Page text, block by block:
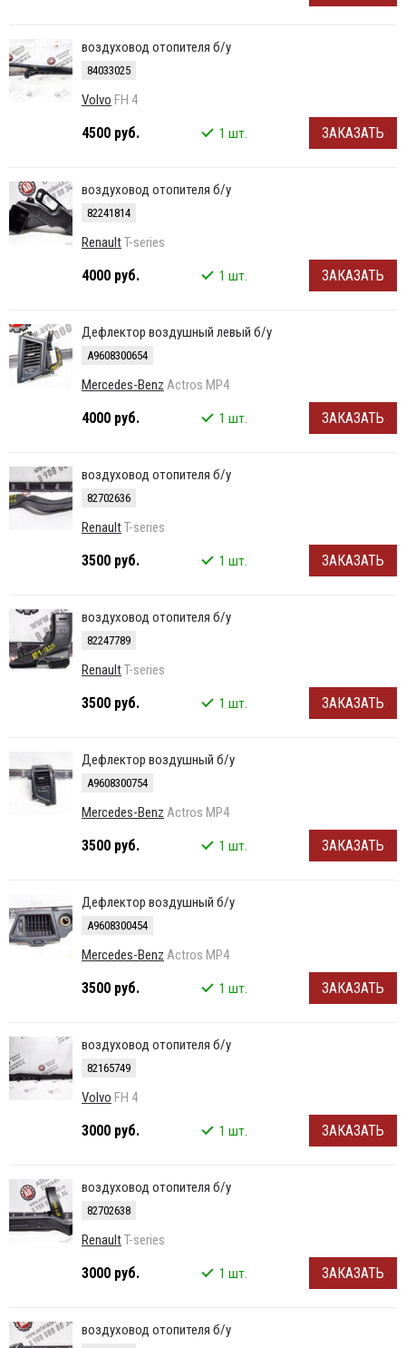
воздуховод отопителя б/у
84033025
Volvo FH 4
4500 руб. 1 шт. ЗАКАЗАТЬ
воздуховод отопителя б/у
82241814
RenaultT-series
4000 руб. 1 шт. ЗАКАЗАТЬ
Дефлектор воздушный левый б/у
A9608300654
Mercedes-Benz Actros MP4
4000 руб. 1 шт. ЗАКАЗАТЬ
воздуховод отопителя б/у
82702636
RenaultT-series
3500 руб. 1 шт. ЗАКАЗАТЬ
воздуховод отопителя б/у
82247789
RenaultT-series
3500 руб. 1 шт. ЗАКАЗАТЬ
Дефлектор воздушный б/у
A9608300754
Mercedes-Benz Actros MP4
3500 руб. 1 шт. ЗАКАЗАТЬ
Дефлектор воздушный б/у
A9608300454
Mercedes-Benz Actros MP4
3500 руб. 1 шт. ЗАКАЗАТЬ
воздуховод отопителя б/у
82165749
Volvo FH 4
3000 руб. 1 шт. ЗАКАЗАТЬ
воздуховод отопителя б/у
82702638
RenaultT-series
3000 руб. 1 шт. ЗАКАЗАТЬ
воздуховод отопителя б/у